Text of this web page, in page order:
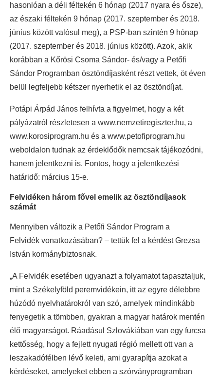
hasonlóan a déli féltekén 6 hónap (2017 nyara és ősze),
az északi féltekén 9 hónap (2017. szeptember és 2018.
június között valósul meg), a PSP-ban szintén 9 hónap
(2017. szeptember és 2018. június között). Azok, akik
korábban a Kőrösi Csoma Sándor- és/vagy a Petőfi
Sándor Programban ösztöndíjasként részt vettek, öt éven
belül legfeljebb kétszer nyerhetik el az ösztöndíjat.
Potápi Árpád János felhívta a figyelmet, hogy a két
pályázatról részletesen a www.nemzetiregiszter.hu, a
www.korosiprogram.hu és a www.petofiprogram.hu
weboldalon tudnak az érdeklődők nemcsak tájékozódni,
hanem jelentkezni is. Fontos, hogy a jelentkezési
határidő: március 15-e.
Felvidéken három fővel emelik az ösztöndíjasok
számát
Mennyiben változik a Petőfi Sándor Program a
Felvidék vonatkozásában? – tettük fel a kérdést Grezsa
István kormánybiztosnak.
„A Felvidék esetében ugyanazt a folyamatot tapasztaljuk,
mint a Székelyföld peremvidékein, itt az egyre délebbre
húzódó nyelvhatárokról van szó, amelyek mindinkább
fenyegetik a tömbben, gyakran a magyar határok mentén
élő magyarságot. Ráadásul Szlovákiában van egy furcsa
kettősség, hogy a fejlett nyugati régió mellett ott van a
leszakadófélben lévő keleti, ami gyarapítja azokat a
kérdéseket, amelyeket ebben a szórványprogramban